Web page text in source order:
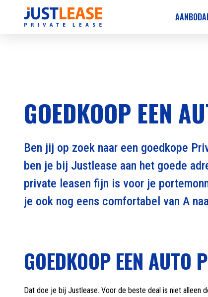
AANBOD
GOEDKOOP EEN
Ben jij op zoek naar een goedkope
ben je bij Justlease aan het goede
private leasen fijn is voor je
je ook nog eens comfortabel van A
GOEDKOOP EEN AUTO
Dat doe je bij Justlease. Voor de beste deal is niet alleen